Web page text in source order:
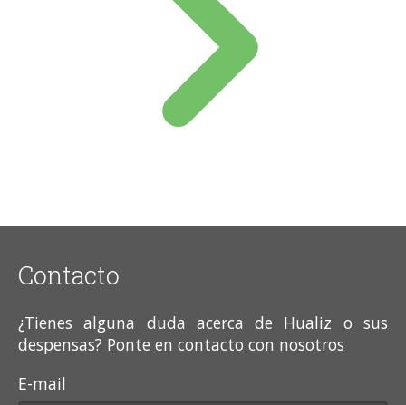
Contacto
¿Tienes alguna duda acerca de Hualiz o sus
despensas? Ponte en contacto con nosotros
E-mail